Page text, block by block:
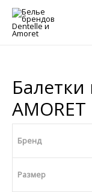
AMORET
Бренд
Размер